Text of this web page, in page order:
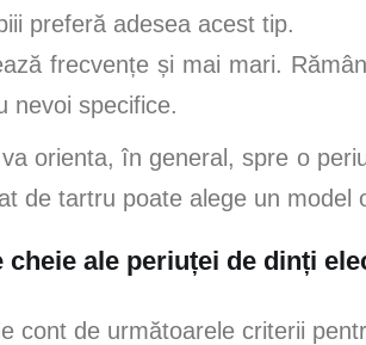
preferă adesea acest tip.
frecvențe și mai mari.
nevoi specifice.
orienta, în general, spre o
de tartru poate alege un model
ale periuței de dinți
cont de următoarele criterii